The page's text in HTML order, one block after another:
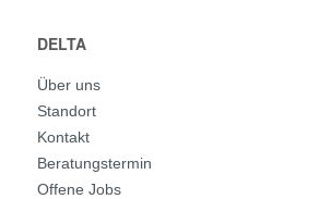
DELTA
Über uns
Standort
Kontakt
Beratungstermin
Offene Jobs